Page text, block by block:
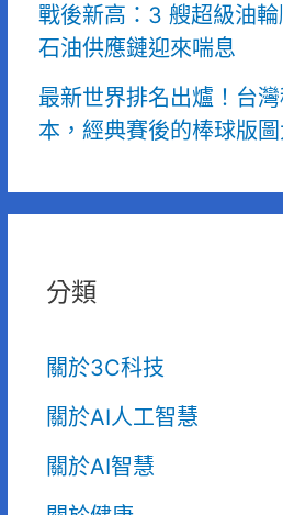
戰後新高：3 艘超級油
石油供應鏈迎來喘息
最新世界排名出爐！台
本，經典賽後的棒球版
分類
關於3C科技
關於AI人工智慧
關於AI智慧